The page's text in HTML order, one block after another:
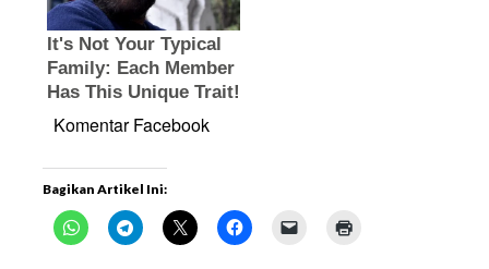
Komentar Facebook
Bagikan Artikel Ini: